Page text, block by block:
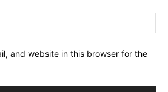
and website in this browser for the